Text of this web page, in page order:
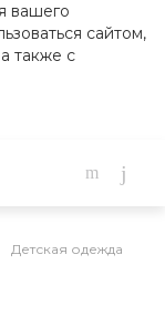
вашего
сайтом,
также с
Детская одежда